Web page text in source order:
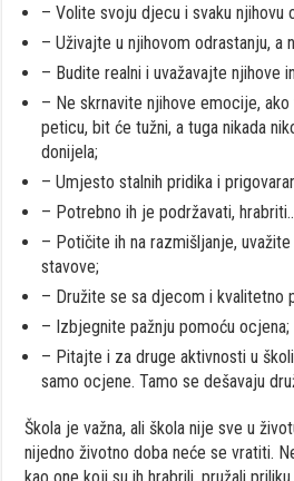
– Volite svoju djecu i svaku njihovu
– Uživajte u njihovom odrastanju, a
– Budite realni i uvažavajte njihove
– Ne skrnavite njihove emocije,
peticu, bit će tužni, a tuga nikada
donijela;
– Umjesto stalnih pridika i
– Potrebno ih je podržavati,
– Potičite ih na razmišljanje,
stavove;
– Družite se sa djecom i kvalitetno
– Izbjegnite pažnju pomoću ocjena;
– Pitajte i za druge aktivnosti u
samo ocjene. Tamo se dešavaju
Škola je važna, ali škola nije sve u
nijedno životno doba neće se vratiti.